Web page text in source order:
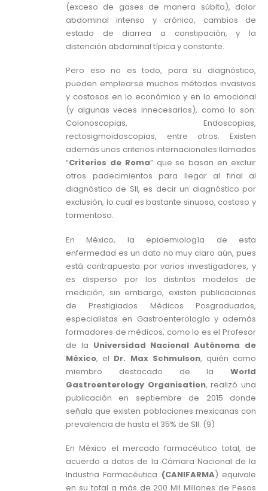
(exceso de gases de manera súbita), dolor
abdominal intenso y crónico, cambios de
estado de diarrea a constipación, y la
distención abdominal típica y constante.
Pero eso no es todo, para su diagnóstico,
pueden emplearse muchos métodos invasivos
y costosos en lo económico y en lo emocional
(y algunas veces innecesarios), como lo son:
Colonoscopias, Endoscopias,
rectosigmoidoscopias, entre otros. Existen
además unos criterios internacionales llamados
“Criterios de Roma” que se basan en excluir
otros padecimientos para llegar al final al
diagnóstico de SII, es decir un diagnóstico por
exclusión, lo cual es bastante sinuoso, costoso y
tormentoso.
En México, la epidemiología de esta
enfermedad es un dato no muy claro aún, pues
está contrapuesta por varios investigadores, y
es disperso por los distintos modelos de
medición, sin embargo, existen publicaciones
de Prestigiados Médicos Posgraduados,
especialistas en Gastroenterología y además
formadores de médicos, como lo es el Profesor
de la Universidad Nacional Autónoma de
México, el Dr. Max Schmulson, quién como
miembro destacado de la World
Gastroenterology Organisation, realizó una
publicación en septiembre de 2015 donde
señala que existen poblaciones mexicanas con
prevalencia de hasta el 35% de SII. (9)
En México el mercado farmacéutico total, de
acuerdo a datos de la Cámara Nacional de la
Industria Farmacéutica (CANIFARMA) equivale
en su total a más de 200 Mil Millones de Pesos